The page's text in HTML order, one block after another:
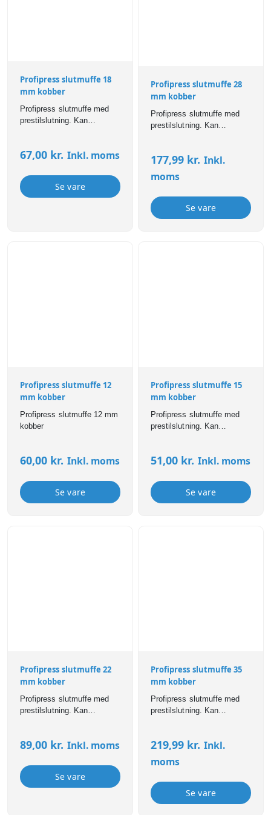
Profipress slutmuffe 18
mm kobber
Profipress slutmuffe med
prestilslutning. Kan
køleinstallationer. Profipress
Contur som sikrer, at
samlinger er synligt utætte
67,00 kr. Inkl. moms
Se vare
Profipress slutmuffe 28
mm kobber
Profipress slutmuffe med
prestilslutning. Kan
køleinstallationer. Profipress
Contur som sikrer, at
samlinger er synligt utætte
ved manglende presning.
177,99 kr. Inkl.
moms
Se vare
Profipress slutmuffe 12
mm kobber
Profipress slutmuffe 12 mm
kobber
60,00 kr. Inkl. moms
Se vare
Profipress slutmuffe 15
mm kobber
Profipress slutmuffe med
prestilslutning. Kan
køleinstallationer. Profipress
Contur som sikrer, at
samlinger er synligt utætte
51,00 kr. Inkl. moms
Se vare
Profipress slutmuffe 22
mm kobber
Profipress slutmuffe med
prestilslutning. Kan
køleinstallationer. Profipress
Contur som sikrer, at
samlinger er synligt utætte
89,00 kr. Inkl. moms
Se vare
Profipress slutmuffe 35
mm kobber
Profipress slutmuffe med
prestilslutning. Kan
køleinstallationer. Profipress
Contur som sikrer, at
samlinger er synligt utætte
ved manglende presning.
219,99 kr. Inkl.
moms
Se vare